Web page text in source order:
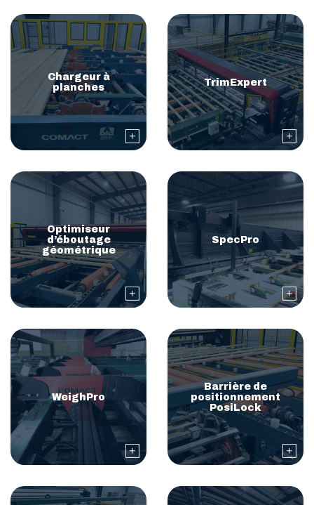
Chargeur à
planches
TrimExpert
Optimiseur
d’éboutage
géométrique
SpecPro
WeighPro
Barrière de
positionnement
PosiLock